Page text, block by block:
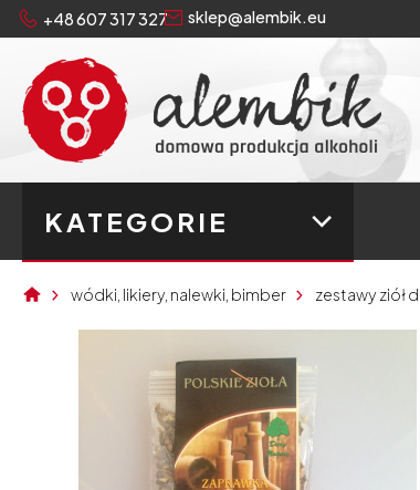
+48 607 317 327 sklep@alembik.eu
KATEGORIE
wódki, likiery, nalewki, bimber zestawy ziół